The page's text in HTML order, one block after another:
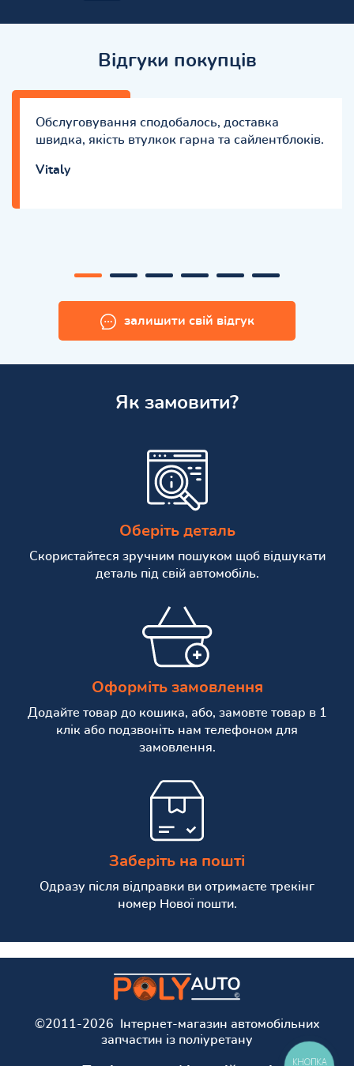
Відгуки покупців
Обслуговування сподобалось, доставка
швидка, якість втулкок гарна та сайлентблоків.
Vitaly
залишити свій відгук
Як замовити?
Оберіть деталь
Скористайтеся зручним пошуком щоб відшукати
деталь під свій автомобіль.
Оформіть замовлення
Додайте товар до кошика, або, замовте товар в 1
клік або подзвоніть нам телефоном для
замовлення.
Заберіть на пошті
Одразу після відправки ви отримаєте трекінг
номер Нової пошти.
©2011-2026 Інтернет-магазин автомобільних
запчастин із поліуретану
КНОПКА